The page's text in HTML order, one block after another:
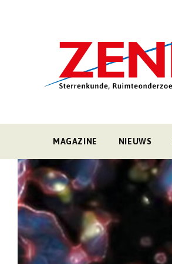
MAGAZINE NIEUWS